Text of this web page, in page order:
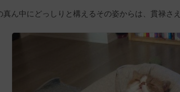
真ん中にどっしりと構えるその姿からは、貫禄さ